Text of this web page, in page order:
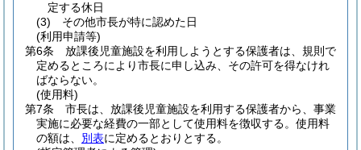
定する休日
(3)
その他市長が特に認めた日
(利用申請等)
第6条
放課後児童施設を利用しようとする保護者は、規則で
定めるところにより市長に申し込み、その許可を得なけれ
ばならない。
(使用料)
第7条
市長は、放課後児童施設を利用する保護者から、事業
実施に必要な経費の一部として使用料を徴収する。 使用料
の額は、 別表に定めるとおりとする。